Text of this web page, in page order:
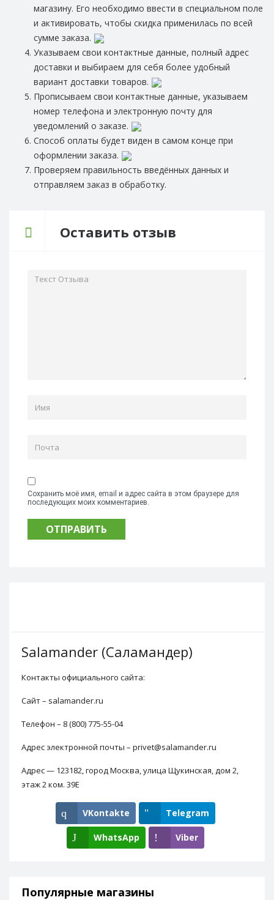
магазину. Его необходимо ввести в специальном поле
и активировать, чтобы скидка применилась по всей
сумме заказа.
Указываем свои контактные данные, полный адрес
доставки и выбираем для себя более удобный
вариант доставки товаров.
Прописываем свои контактные данные, указываем
номер телефона и электронную почту для
уведомлений о заказе.
Способ оплаты будет виден в самом конце при
оформлении заказа.
Проверяем правильность введённых данных и
отправляем заказ в обработку.
Оставить отзыв
Сохранить моё имя, email и адрес сайта в этом браузере для
последующих моих комментариев.
Salamander (Саламандер)
Контакты официального сайта:
Сайт – salamander.ru
Телефон – 8 (800) 775-55-04
Адрес электронной почты – privet@salamander.ru
Адрес — 123182, город Москва, улица Щукинская, дом 2,
этаж 2 ком. 39Е
VKontakte Telegram
WhatsApp Viber
Популярные магазины